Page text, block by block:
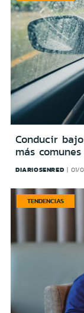
Conducir
más
DIARIOSENRED 01/
TENDENCIAS